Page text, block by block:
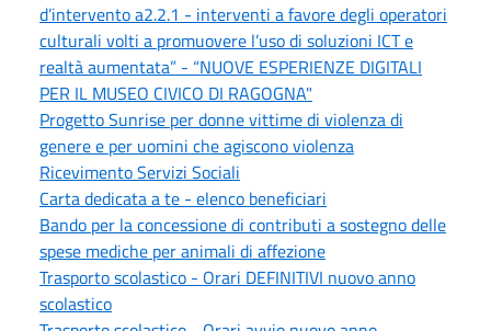
d’intervento a2.2.1 - interventi a favore degli operatori
culturali volti a promuovere l’uso di soluzioni ICT e
realtà aumentata” - “NUOVE ESPERIENZE DIGITALI
PER IL MUSEO CIVICO DI RAGOGNA"
Progetto Sunrise per donne vittime di violenza di
genere e per uomini che agiscono violenza
Ricevimento Servizi Sociali
Carta dedicata a te - elenco beneficiari
Bando per la concessione di contributi a sostegno delle
spese mediche per animali di affezione
Trasporto scolastico - Orari DEFINITIVI nuovo anno
scolastico